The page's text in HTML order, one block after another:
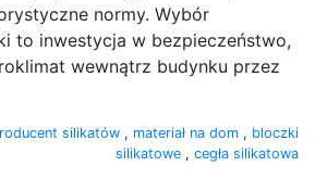
normy. Wybór
to inwestycja w bezpieczeństwo,
wewnątrz budynku przez
silikatów , materiał na dom , bloczki
silikatowe , cegła silikatowa